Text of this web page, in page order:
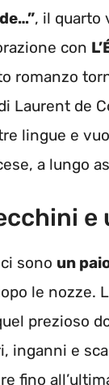
, il quarto
con
romanzo
Laurent de
lingue e
a lungo
sono un
le nozze.
prezioso
inganni e
fino